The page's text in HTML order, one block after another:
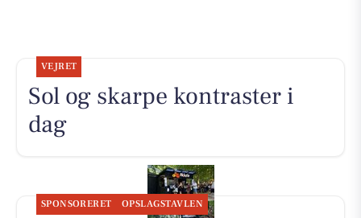
VEJRET
Sol og skarpe kontraster i
dag
SPONSORERET OPSLAGSTAVLEN